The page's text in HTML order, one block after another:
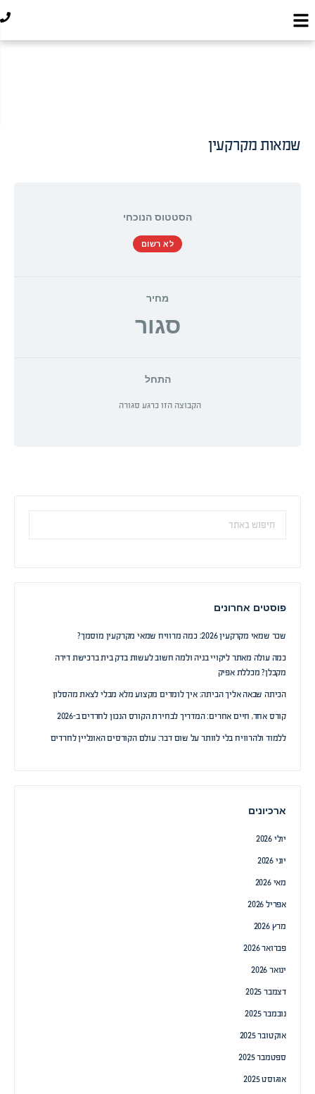
שמאות מקרקעין
הסטטוס הנוכחי
לא רשום
מחיר
סגור
התחל
הקבוצה הזו כרגע סגורה
פוסטים אחרונים
שכר שמאי מקרקעין 2026: כמה מרוויח שמאי מקרקעין מוסמך?
כמה עולה מאתר ליקויי בניה ולמה חשוב לעשות בדק בית ברכישת דירה
מקבלן? מכללת אפיק
הכיתה שבאה אליך הביתה: איך לומדים מקצוע מלא מבלי לצאת מהסלון
קורס אחד, חיים אחרים: המדריך לבחירת הקורס הנכון לחרדים ב-2026
ללמוד ולהרוויח בלי לוותר על שום דבר: עולם הקורסים האונליין לחרדים
ארכיונים
יולי 2026
יוני 2026
מאי 2026
אפריל 2026
מרץ 2026
פברואר 2026
ינואר 2026
דצמבר 2025
נובמבר 2025
אוקטובר 2025
ספטמבר 2025
אוגוסט 2025